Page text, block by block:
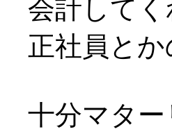
会計して
正社員と
十分マタ